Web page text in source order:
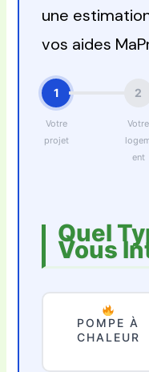
une
vos aides
1 2
Votre
projet
Votre
ent
Quel
Vous
POMPE À
CHALEUR